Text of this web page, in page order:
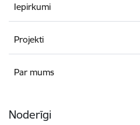
Iepirkumi
Projekti
Par mums
Noderīgi